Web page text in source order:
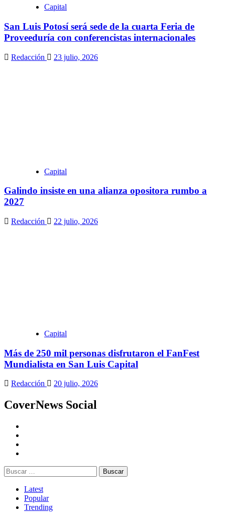
Capital
San Luis Potosí será sede de la cuarta Feria de
Proveeduría con conferencistas internacionales
Redacción 23 julio, 2026
Capital
Galindo insiste en una alianza opositora rumbo a
2027
Redacción 22 julio, 2026
Capital
Más de 250 mil personas disfrutaron el FanFest
Mundialista en San Luis Capital
Redacción 20 julio, 2026
CoverNews Social
Buscar:
Latest
Popular
Trending